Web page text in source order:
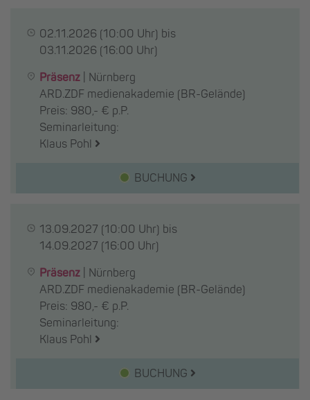
02.11.2026 (10:00 Uhr) bis
03.11.2026 (16:00 Uhr)
Präsenz
Nürnberg
ARD.ZDF medienakademie (BR-Gelände)
Preis: 980,- € p.P.
Seminarleitung:
Klaus Pohl
BUCHUNG
13.09.2027 (10:00 Uhr) bis
14.09.2027 (16:00 Uhr)
Präsenz
Nürnberg
ARD.ZDF medienakademie (BR-Gelände)
Preis: 980,- € p.P.
Seminarleitung:
Klaus Pohl
BUCHUNG